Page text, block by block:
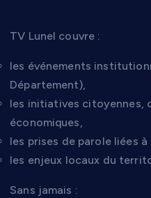
TV Lunel couvre :
les événements
Département),
les initiatives citoyennes,
économiques,
les prises de parole liées
les enjeux locaux du
Sans jamais :